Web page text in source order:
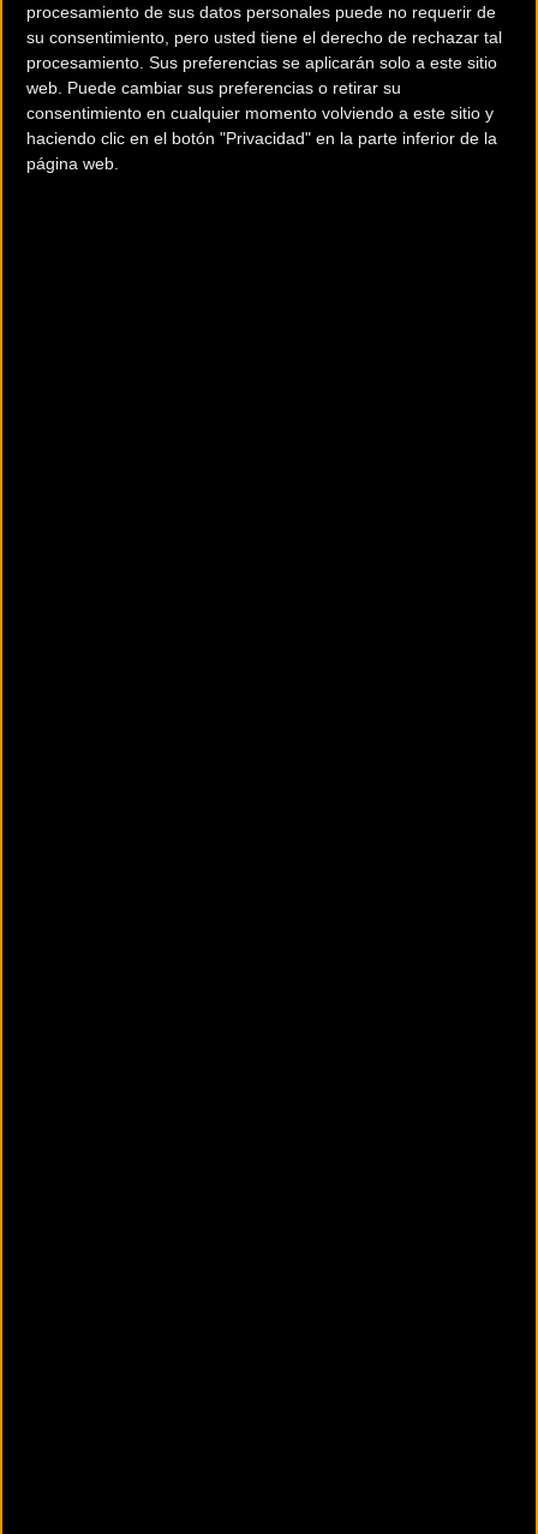
procesamiento de sus datos personales puede no requerir de
su consentimiento, pero usted tiene el derecho de rechazar tal
procesamiento. Sus preferencias se aplicarán solo a este sitio
web. Puede cambiar sus preferencias o retirar su
consentimiento en cualquier momento volviendo a este sitio y
haciendo clic en el botón "Privacidad" en la parte inferior de la
página web.
con las promesas Raúl Villar y Mónica Plaza.
Otro nombre ilustre es el de Felipe Orts. La carta de
presentación del de Villajoyosa es impresionante: 9 títulos
nacionales de CX y un gran animador del circuito europeo